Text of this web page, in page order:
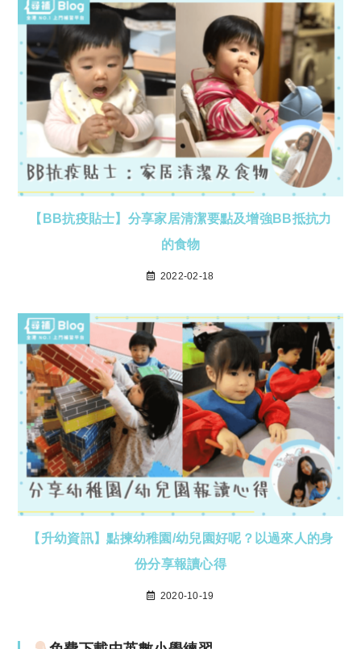
【BB抗疫貼士】分享家居清潔要點及增強BB抵抗力
的食物
2022-02-18
【升幼資訊】點揀幼稚園/幼兒園好呢？以過來人的身
份分享報讀心得
2020-10-19